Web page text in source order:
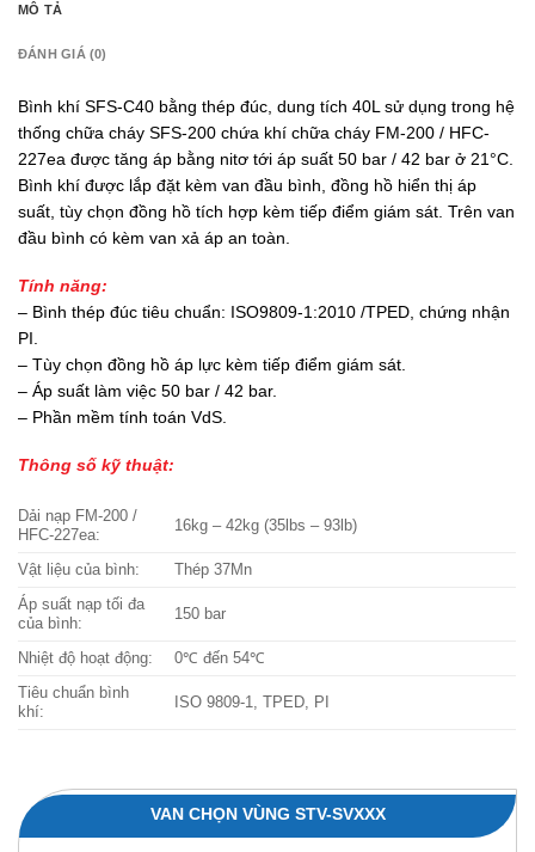
MÔ TẢ
ĐÁNH GIÁ (0)
Bình khí SFS-C40 bằng thép đúc, dung tích 40L sử dụng trong hệ
thống chữa cháy SFS-200 chứa khí chữa cháy FM-200 / HFC-
227ea được tăng áp bằng nitơ tới áp suất 50 bar / 42 bar ở 21°C.
Bình khí được lắp đặt kèm van đầu bình, đồng hồ hiển thị áp
suất, tùy chọn đồng hồ tích hợp kèm tiếp điểm giám sát. Trên van
đầu bình có kèm van xả áp an toàn.
Tính năng:
– Bình thép đúc tiêu chuẩn: ISO9809-1:2010 /TPED, chứng nhận
PI.
– Tùy chọn đồng hồ áp lực kèm tiếp điểm giám sát.
– Áp suất làm việc 50 bar / 42 bar.
– Phần mềm tính toán VdS.
Thông số kỹ thuật:
Dải nạp FM-200 /
HFC-227ea:
16kg – 42kg (35lbs – 93lb)
Vật liệu của bình: Thép 37Mn
Áp suất nạp tối đa
của bình:
150 bar
Nhiệt độ hoạt động: 0℃ đến 54℃
Tiêu chuẩn bình
khí:
ISO 9809-1, TPED, PI
VAN CHỌN VÙNG STV-SVXXX